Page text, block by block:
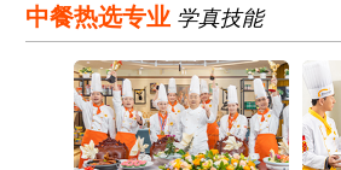
陵
张志强 安徽宿
州
15岁
占
李涛
安徽合
肥
17岁 成功抢
陈志豪 安徽亳
州
16岁 成功抢
占
中餐热选专业 学真技能